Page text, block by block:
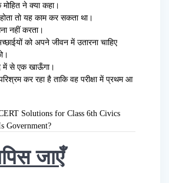
ने क्या कहा।
तो यह काम कर सकता था।
नहीं करता।
को अपने जीवन में उतारना चाहिए
में से एक खाऊँगा।
कर रहा है ताकि वह परीक्षा में प्रथम आ
Solutions for Class 6th Civics
Government?
जाएँ